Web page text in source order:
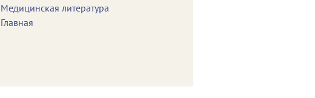
Медицинская литература
Главная